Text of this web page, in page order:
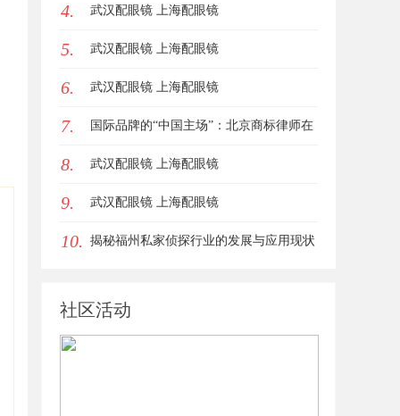
女生的气质加分项
4. 武汉配眼镜 上海配眼镜
5. 武汉配眼镜 上海配眼镜
6. 武汉配眼镜 上海配眼镜
7. 国际品牌的“中国主场”：北京商标律师在
跨境维权中的战略支点
8. 武汉配眼镜 上海配眼镜
9. 武汉配眼镜 上海配眼镜
10. 揭秘福州私家侦探行业的发展与应用现状
社区活动